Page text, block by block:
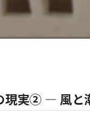
現実② ― 風と